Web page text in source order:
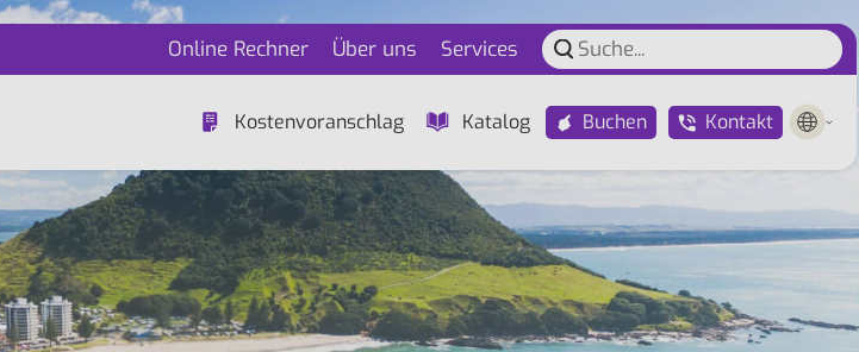
Online Rechner Über uns Services
Kostenvoranschlag Katalog Buchen Kontakt